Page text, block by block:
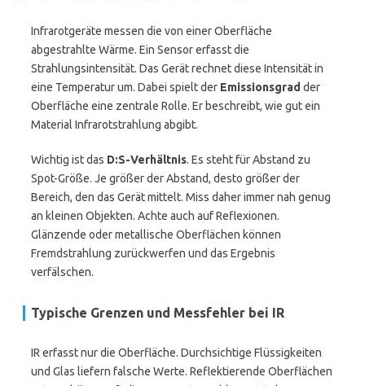
Infrarotgeräte messen die von einer Oberfläche
abgestrahlte Wärme. Ein Sensor erfasst die
Strahlungsintensität. Das Gerät rechnet diese Intensität in
eine Temperatur um. Dabei spielt der Emissionsgrad der
Oberfläche eine zentrale Rolle. Er beschreibt, wie gut ein
Material Infrarotstrahlung abgibt.
Wichtig ist das D:S-Verhältnis. Es steht für Abstand zu
Spot-Größe. Je größer der Abstand, desto größer der
Bereich, den das Gerät mittelt. Miss daher immer nah genug
an kleinen Objekten. Achte auch auf Reflexionen.
Glänzende oder metallische Oberflächen können
Fremdstrahlung zurückwerfen und das Ergebnis
verfälschen.
Typische Grenzen und Messfehler bei IR
IR erfasst nur die Oberfläche. Durchsichtige Flüssigkeiten
und Glas liefern falsche Werte. Reflektierende Oberflächen